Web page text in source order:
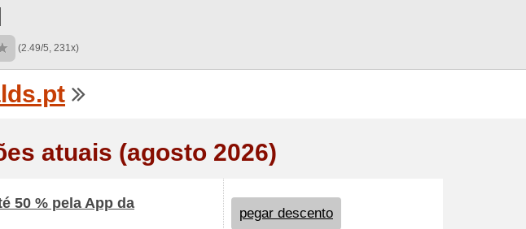
(2.49/5, 231x)
atuais (agosto 2026)
50 % pela App da
pegar descento